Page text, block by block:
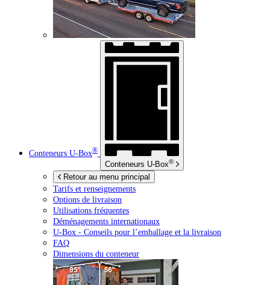
Conteneurs U-Box®
Conteneurs U-Box®
Retour au menu principal
Tarifs et renseignements
Options de livraison
Utilisations fréquentes
Déménagements internationaux
U-Box - Conseils pour l’emballage et la livraison
FAQ
Dimensions du conteneur